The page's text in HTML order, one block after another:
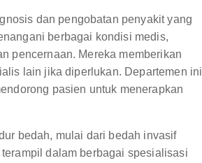
dan pengobatan penyakit yang
berbagai kondisi medis,
pencernaan. Mereka memberikan
lain jika diperlukan. Departemen ini
pasien untuk menerapkan
bedah, mulai dari bedah invasif
dalam berbagai spesialisasi